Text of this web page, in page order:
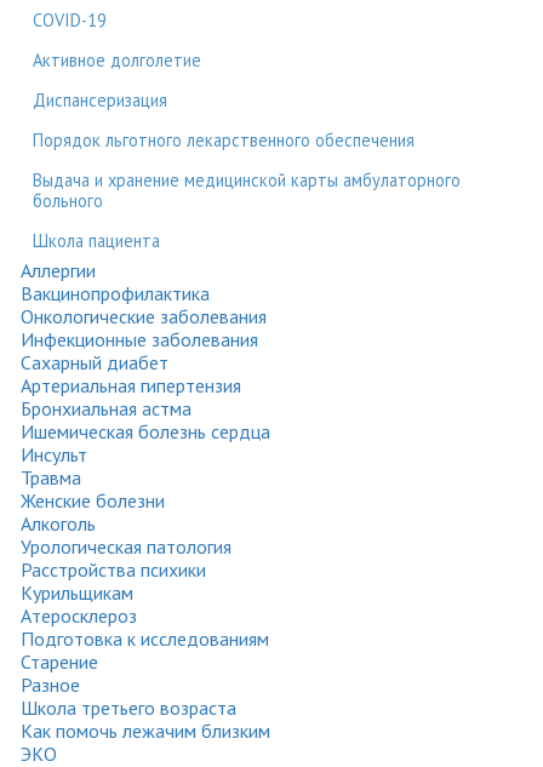
COVID-19
Активное долголетие
Диспансеризация
Порядок льготного лекарственного обеспечения
Выдача и хранение медицинской карты амбулаторного
больного
Школа пациента
Аллергии
Вакцинопрофилактика
Онкологические заболевания
Инфекционные заболевания
Сахарный диабет
Артериальная гипертензия
Бронхиальная астма
Ишемическая болезнь сердца
Инсульт
Травма
Женские болезни
Алкоголь
Урологическая патология
Расстройства психики
Курильщикам
Атеросклероз
Подготовка к исследованиям
Старение
Разное
Школа третьего возраста
Как помочь лежачим близким
ЭКО